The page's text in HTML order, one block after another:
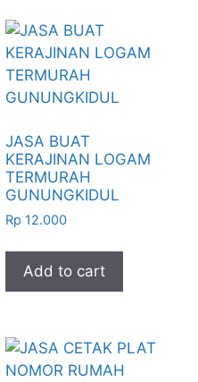
JASA BUAT
KERAJINAN LOGAM
TERMURAH
GUNUNGKIDUL
Rp 12.000
Add to cart